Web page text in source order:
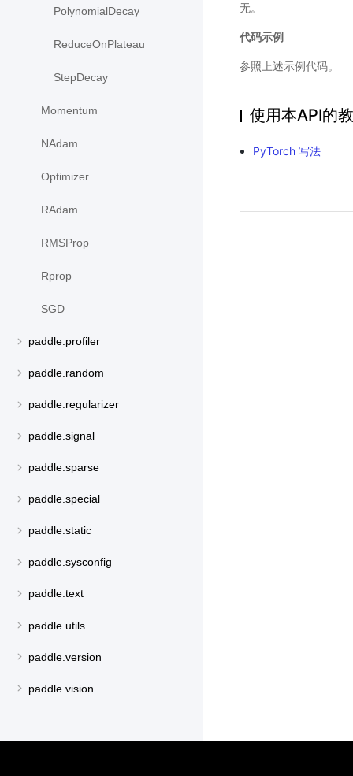
PolynomialDecay
ReduceOnPlateau
StepDecay
Momentum
NAdam
Optimizer
RAdam
RMSProp
Rprop
SGD
paddle.profiler
paddle.random
paddle.regularizer
paddle.signal
paddle.sparse
paddle.special
paddle.static
paddle.sysconfig
paddle.text
paddle.utils
paddle.version
paddle.vision
无。
代码示例
参照上述示例代码。
使用本API的
PyTorch 写法